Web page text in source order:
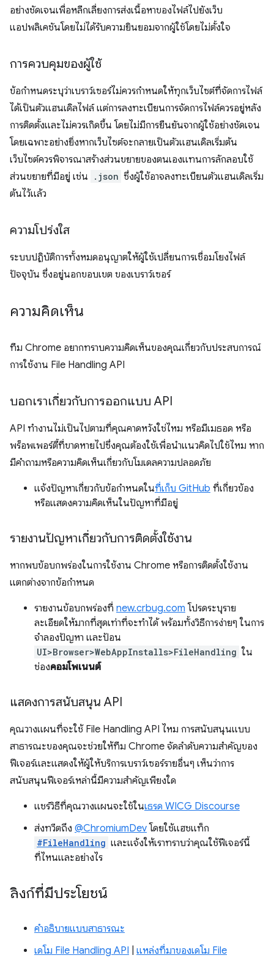
อย่างชัดเจนเพื่อหลีกเลี่ยงการส่งเนื้อหาของไฟล์ไปยังเว็บ
แอปพลิเคชันโดยไม่ได้รับความยินยอมจากผู้ใช้โดยไม่ตั้งใจ
การควบคุมของผู้ใช้
ข้อกำหนดระบุว่าเบราว์เซอร์ไม่ควรกำหนดให้ทุกเว็บไซต์ที่จัดการไฟล์
ได้เป็นตัวแฮนเดิลไฟล์ แต่การลงทะเบียนการจัดการไฟล์ควรอยู่หลัง
การติดตั้งและไม่ควรเกิดขึ้น โดยไม่มีการยืนยันจากผู้ใช้อย่างชัดเจน
โดยเฉพาะอย่างยิ่งหากเว็บไซต์จะกลายเป็นตัวแฮนเดิลเริ่มต้น
เว็บไซต์ควรพิจารณาสร้างส่วนขยายของตนเองแทนการลักลอบใช้
ส่วนขยายที่มีอยู่ เช่น
.json ซึ่งผู้ใช้อาจลงทะเบียนตัวแฮนเดิลเริ่ม
ต้นไว้แล้ว
ความโปร่งใส
ระบบปฏิบัติการทั้งหมดอนุญาตให้ผู้ใช้เปลี่ยนการเชื่อมโยงไฟล์
ปัจจุบัน ซึ่งอยู่นอกขอบเขต ของเบราว์เซอร์
ความคิดเห็น
ทีม Chrome อยากทราบความคิดเห็นของคุณเกี่ยวกับประสบการณ์
การใช้งาน File Handling API
บอกเราเกี่ยวกับการออกแบบ API
API ทำงานไม่เป็นไปตามที่คุณคาดหวังใช่ไหม หรือมีเมธอด หรือ
พร็อพเพอร์ตี้ที่ขาดหายไปซึ่งคุณต้องใช้เพื่อนำแนวคิดไปใช้ไหม หาก
มีคำถามหรือความคิดเห็นเกี่ยวกับโมเดลความปลอดภัย
แจ้งปัญหาเกี่ยวกับข้อกำหนดในที่เก็บ GitHub ที่เกี่ยวข้อง
หรือแสดงความคิดเห็นในปัญหาที่มีอยู่
รายงานปัญหาเกี่ยวกับการติดตั้งใช้งาน
หากพบข้อบกพร่องในการใช้งาน Chrome หรือการติดตั้งใช้งาน
แตกต่างจากข้อกำหนด
รายงานข้อบกพร่องที่ new.crbug.com โปรดระบุราย
ละเอียดให้มากที่สุดเท่าที่จะทำได้ พร้อมทั้งวิธีการง่ายๆ ในการ
จำลองปัญหา และป้อน
UI>Browser>WebAppInstalls>FileHandling ใน
ช่องคอมโพเนนต์
แสดงการสนับสนุน API
คุณวางแผนที่จะใช้ File Handling API ไหม การสนับสนุนแบบ
สาธารณะของคุณจะช่วยให้ทีม Chrome จัดลําดับความสําคัญของ
ฟีเจอร์และแสดงให้ผู้ให้บริการเบราว์เซอร์รายอื่นๆ เห็นว่าการ
สนับสนุนฟีเจอร์เหล่านี้มีความสําคัญเพียงใด
แชร์วิธีที่คุณวางแผนจะใช้ในเธรด WICG Discourse
ส่งทวีตถึง @ChromiumDevโดยใช้แฮชแท็ก
#FileHandling และแจ้งให้เราทราบว่าคุณใช้ฟีเจอร์นี้
ที่ไหนและอย่างไร
ลิงก์ที่มีประโยชน์
คำอธิบายแบบสาธารณะ
เดโม File Handling API
แหล่งที่มาของเดโม File